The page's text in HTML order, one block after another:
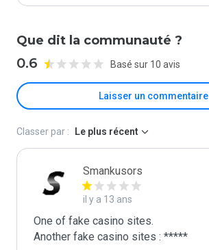
Que dit la communauté ?
0.6 Basé sur 10 avis
Laisser un commentaire
Classer par : Le plus récent
Smankusors
il y a 13 ans
One of fake casino sites.
Another fake casino sites : *****